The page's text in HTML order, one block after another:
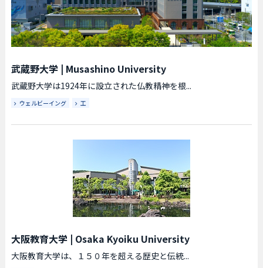
武蔵野大学| Musashino University
武蔵野大学は1924年に設立された仏教精神を根...
ウェルビーイング 工
大阪教育大学| Osaka Kyoiku University
大阪教育大学は、１５０年を超える歴史と伝統...